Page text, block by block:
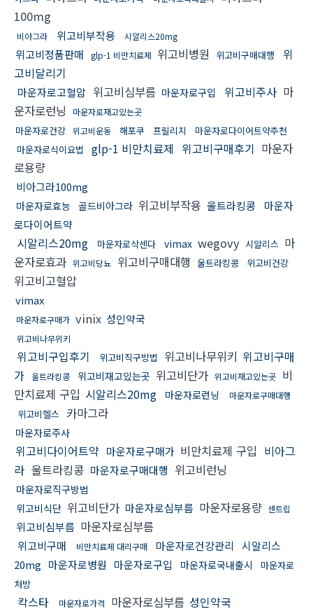
100mg
비아그라 위고비부작용 시알리스20mg
위고비정품판매 glp-1 비만치료제 위고비병원 위고비구매대행
위
고비달리기
마운자로고혈압 위고비심부름 마운자로구입 위고비주사 마
운자로런닝
마운자로재고있는곳
마운자로건강 위고비운동 해포쿠 프릴리지
마운자로다이어트약추천
마운자로식이요법
glp-1 비만치료제 위고비구매후기 마운자
로용량
비아그라100mg
마운자로효능 골드비아그라 위고비부작용 울트라킹콩
마운자
로다이어트약
시알리스20mg 마운자로삭센다 vimax wegovy 시알리스 마
운자로효과 위고비당뇨 위고비구매대행 울트라킹콩 위고비건강
위고비고혈압
vimax
마운자로구매가 vinix 성인약국
위고비나무위키
위고비구입후기 위고비직구방법 위고비나무위키 위고비구매
가 울트라킹콩 위고비재고있는곳 위고비단가 위고비재고있는곳 비
만치료제 구입 시알리스20mg 마운자로런닝 마운자로구매대행
위고비헬스 카마그라
마운자로주사
위고비다이어트약 마운자로구매가 비만치료제 구입 비아그
라 울트라킹콩 마운자로구매대행 위고비런닝
마운자로직구방법
위고비식단 위고비단가 마운자로심부름 마운자로용량 센트립
위고비심부름 마운자로심부름
위고비구매 비만치료제 대리구매 마운자로건강관리 시알리스
20mg 마운자로병원 마운자로구입 마운자로국내출시
마운자로
처방
칵스타 마운자로가격 마운자로심부름 성인약국